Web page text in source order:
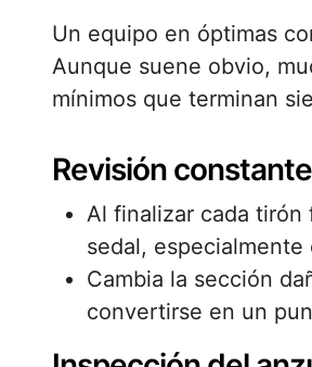
Un equipo en óptimas
Aunque suene obvio,
mínimos que terminan
Revisión
Al finalizar cada tirón
sedal,
Cambia la sección
convertirse en un